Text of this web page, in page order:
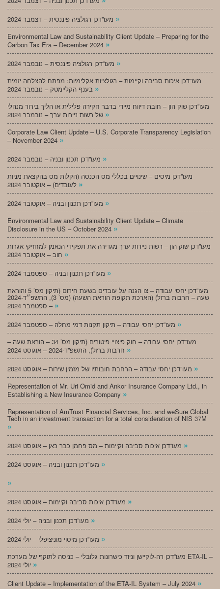
»
Environmental Law and Sustainability Client Update – Preparing for the
Carbon Tax Era – December 2024 »
»
מעו”דכן איכות סביבה וקיימות – רגולציות אקלימיות: מפתח להצלחה יזמית
»
מעו”דכן שוק הון – חובת דיווח מיידי בדבר חקירה פלילית או הליך בירור מנהלי
»
Corporate Law Client Update – U.S. Corporate Transparency Legislation
– November 2024 »
»
מעו”דכן מיסים – שינויים בכללי מס הכנסה (הקלות מס בהקצאת מניות
»
»
Environmental Law and Sustainability Client Update – Climate
Disclosure in the US – October 2024 »
מעו”דכן שוק הון – רשות ניירות ערך מגדירה את תפקידי הנאמן למחזיקי אגרות
»
»
מעו”דכן יחסי עבודה – צו הגנה על עובדים בשעת חירום (תיקון מס’ 5 והוראת
שעה – חרבות ברזל) (הארכת תקופת הוראת השעה) (מס’ 3), התשפ״ד-2024
– ספטמבר 2024 »
»
מעו”דכן יחסי עבודה – חוק פיצויי פיטורים (תיקון מס’ 34 – הוראת שעה –
»
»
Representation of Mr. Uri Omid and Ankor Insurance Company Ltd., in
Establishing a New Insurance Company »
Representation of AmTrust Financial Services, Inc. and weSure Global
Tech in an investment transaction for a total consideration of NIS 37M
»
»
»
»
»
»
»
מעו”דכן רה-לוקיישן וניוד כישרונות גלובלי – כניסה לתוקף של מערכת ETA-IL –
»
Client Update – Implementation of the ETA-IL System – July 2024 »